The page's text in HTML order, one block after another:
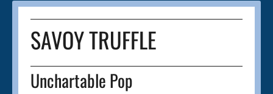
SAVOY TRUFFLE
Unchartable Pop